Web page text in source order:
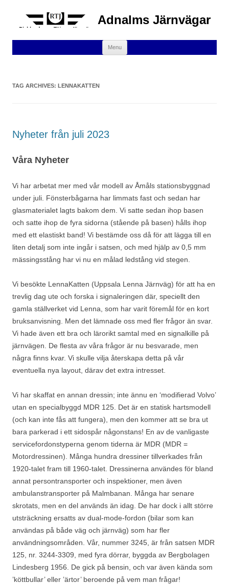
Adnalms Järnvägar
Menu
Skip
TAG ARCHIVES: LENNAKATTEN
Nyheter från juli 2023
Våra Nyheter
Vi har arbetat mer med vår modell av Åmåls stationsbyggnad
under juli. Fönsterbågarna har limmats fast och sedan har
glasmaterialet lagts bakom dem. Vi satte sedan ihop basen
och satte ihop de fyra sidorna (stående på basen) hålls ihop
med ett elastiskt band! Vi bestämde oss då för att lägga till en
liten detalj som inte ingår i satsen, och med hjälp av 0,5 mm
mässingsstång har vi nu en målad ledstång vid stegen.
Vi besökte LennaKatten (Uppsala Lenna Järnväg) för att ha en
trevlig dag ute och forska i signaleringen där, speciellt den
gamla ställverket vid Lenna, som har varit föremål för en kort
bruksanvisning. Men det lämnade oss med fler frågor än svar.
Vi hade även ett bra och lärorikt samtal med en signalkille på
järnvägen. De flesta av våra frågor är nu besvarade, men
några finns kvar. Vi skulle vilja återskapa detta på vår
eventuella nya layout, därav det extra intresset.
Vi har skaffat en annan dressin; inte ännu en ‘modifierad Volvo’
utan en specialbyggd MDR 125. Det är en statisk hartsmodell
(och kan inte fås att fungera), men den kommer att se bra ut
bara parkerad i ett sidospår någonstans! En av de vanligaste
servicefordonstyperna genom tiderna är MDR (MDR =
Motordressinen). Många hundra dressiner tillverkades från
1920-talet fram till 1960-talet. Dressinerna användes för bland
annat persontransporter och inspektioner, men även
ambulanstransporter på Malmbanan. Många har senare
skrotats, men en del används än idag. De har dock i allt större
utsträckning ersatts av dual-mode-fordon (bilar som kan
användas på både väg och järnväg) som har fler
användningsområden. Vår, nummer 3245, är från satsen MDR
125, nr. 3244-3309, med fyra dörrar, byggda av Bergbolagen
Lindesberg 1956. De gick på bensin, och var även kända som
’köttbullar’ eller ’ärtor’ beroende på vem man frågar!